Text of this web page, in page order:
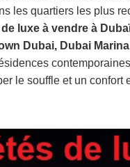
les quartiers les plus
luxe à vendre à
Dubai, Dubai
le souffle et un confort